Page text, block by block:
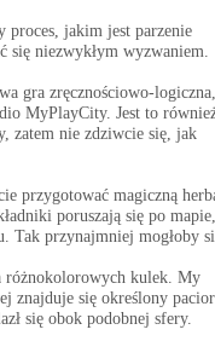
proces, jakim jest parzenie
się niezwykłym wyzwaniem.
gra zręcznościowo-
MyPlayCity. Jest to
zatem nie zdziwcie się, jak
przygotować magiczną
poruszają się po
Tak przynajmniej mogłoby
różnokolorowych kulek. My
znajduje się określony
się obok podobnej sfery.